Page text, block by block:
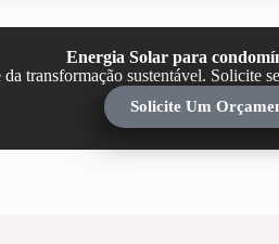
Energia Solar para
da transformação sustentável. Solicite
Solicite Um